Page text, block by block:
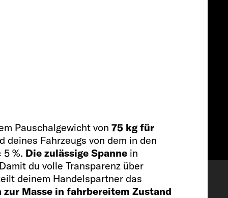
Pauschalgewicht von 75 kg für
Fahrzeugs von dem in den
5 %. Die zulässige Spanne in
du volle Transparenz über
deinem Handelspartner das
Masse in fahrbereitem Zustand
Wishlist